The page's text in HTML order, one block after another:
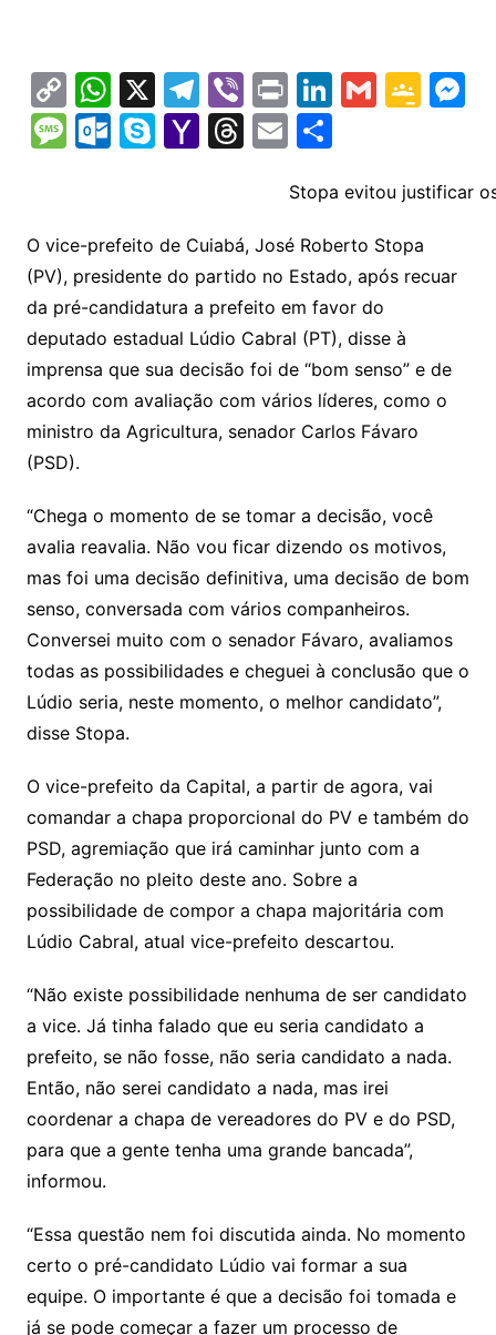
C
o
p
Li
n
k
W
h
at
A
p
p
X T
el
e
a
m
Vi
b
er
Pr
in
t
Li
n
k
e
dI
n
G
l
G
gl
e
Cl
sr
o
M
s
M
s
a
g
e
O
o
k.
c
o
m
S
p
e
Y
o
o
M
ai
l
T
a
d
s
E
ai
l
S
ar
e
Stopa evitou justificar
O vice-prefeito de Cuiabá, José Roberto Stopa
(PV), presidente do partido no Estado, após recuar
da pré-candidatura a prefeito em favor do
deputado estadual Lúdio Cabral (PT), disse à
imprensa que sua decisão foi de “bom senso” e de
acordo com avaliação com vários líderes, como o
ministro da Agricultura, senador Carlos Fávaro
(PSD).
“Chega o momento de se tomar a decisão, você
avalia reavalia. Não vou ficar dizendo os motivos,
mas foi uma decisão definitiva, uma decisão de bom
senso, conversada com vários companheiros.
Conversei muito com o senador Fávaro, avaliamos
todas as possibilidades e cheguei à conclusão que o
Lúdio seria, neste momento, o melhor candidato”,
disse Stopa.
O vice-prefeito da Capital, a partir de agora, vai
comandar a chapa proporcional do PV e também do
PSD, agremiação que irá caminhar junto com a
Federação no pleito deste ano. Sobre a
possibilidade de compor a chapa majoritária com
Lúdio Cabral, atual vice-prefeito descartou.
“Não existe possibilidade nenhuma de ser candidato
a vice. Já tinha falado que eu seria candidato a
prefeito, se não fosse, não seria candidato a nada.
Então, não serei candidato a nada, mas irei
coordenar a chapa de vereadores do PV e do PSD,
para que a gente tenha uma grande bancada”,
informou.
“Essa questão nem foi discutida ainda. No momento
certo o pré-candidato Lúdio vai formar a sua
equipe. O importante é que a decisão foi tomada e
já se pode começar a fazer um processo de